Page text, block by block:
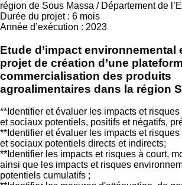
région de Sous Massa / Département de
Durée du projet : 6 mois
Année d’exécution : 2023
Etude d’impact environnemental
projet de création d’une
commercialisation des produits
agroalimentaires dans la région
**Identifier et évaluer les impacts et
et sociaux potentiels, positifs et négatifs,
**Identifier et évaluer les impacts et
et sociaux potentiels directs et indirects;
**Identifier les impacts et risques à court,
ainsi que les impacts et risques
potentiels cumulatifs ;